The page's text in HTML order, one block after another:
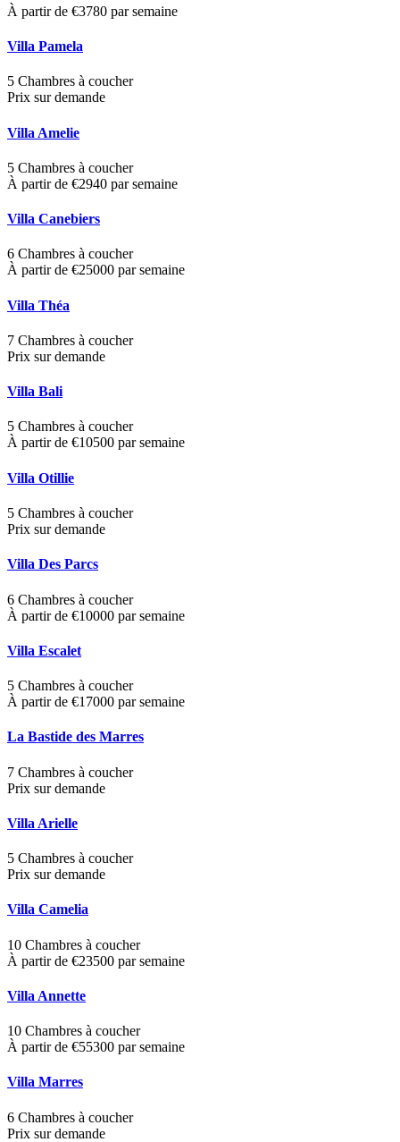
À partir de €3780 par semaine
Villa Pamela
5 Chambres à coucher
Prix sur demande
Villa Amelie
5 Chambres à coucher
À partir de €2940 par semaine
Villa Canebiers
6 Chambres à coucher
À partir de €25000 par semaine
Villa Théa
7 Chambres à coucher
Prix sur demande
Villa Bali
5 Chambres à coucher
À partir de €10500 par semaine
Villa Otillie
5 Chambres à coucher
Prix sur demande
Villa Des Parcs
6 Chambres à coucher
À partir de €10000 par semaine
Villa Escalet
5 Chambres à coucher
À partir de €17000 par semaine
La Bastide des Marres
7 Chambres à coucher
Prix sur demande
Villa Arielle
5 Chambres à coucher
Prix sur demande
Villa Camelia
10 Chambres à coucher
À partir de €23500 par semaine
Villa Annette
10 Chambres à coucher
À partir de €55300 par semaine
Villa Marres
6 Chambres à coucher
Prix sur demande